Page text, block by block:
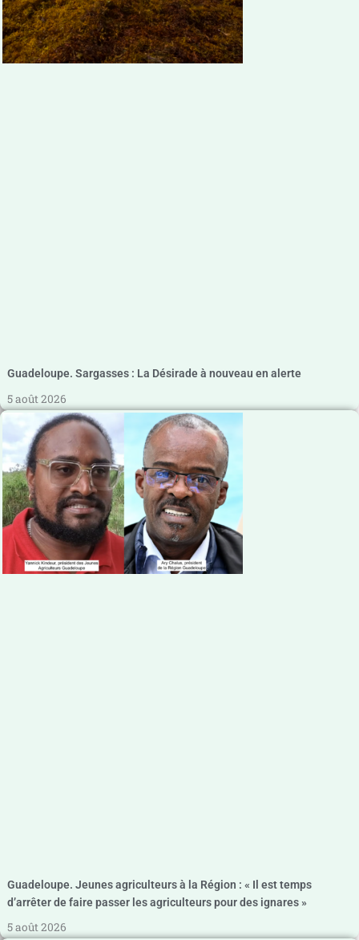
Guadeloupe. Sargasses : La Désirade à nouveau en alerte
5 août 2026
Guadeloupe. Jeunes agriculteurs à la Région : « Il est temps
d’arrêter de faire passer les agriculteurs pour des ignares »
5 août 2026